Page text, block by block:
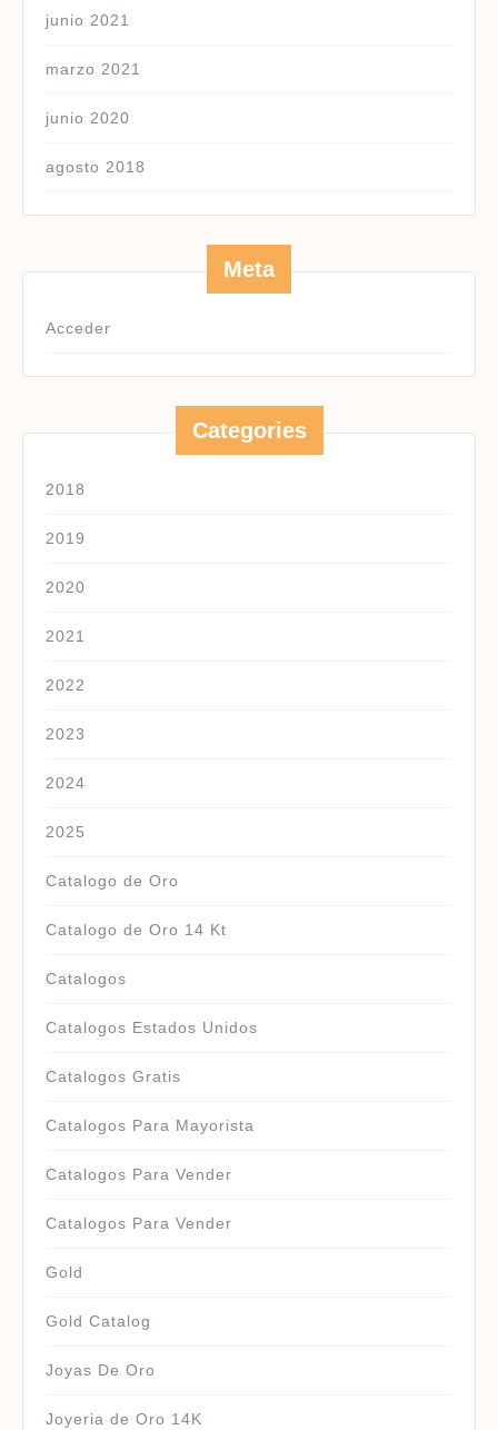
junio 2021
marzo 2021
junio 2020
agosto 2018
Meta
Acceder
Categories
2018
2019
2020
2021
2022
2023
2024
2025
Catalogo de Oro
Catalogo de Oro 14 Kt
Catalogos
Catalogos Estados Unidos
Catalogos Gratis
Catalogos Para Mayorista
Catalogos Para Vender
Catalogos Para Vender
Gold
Gold Catalog
Joyas De Oro
Joyeria de Oro 14K